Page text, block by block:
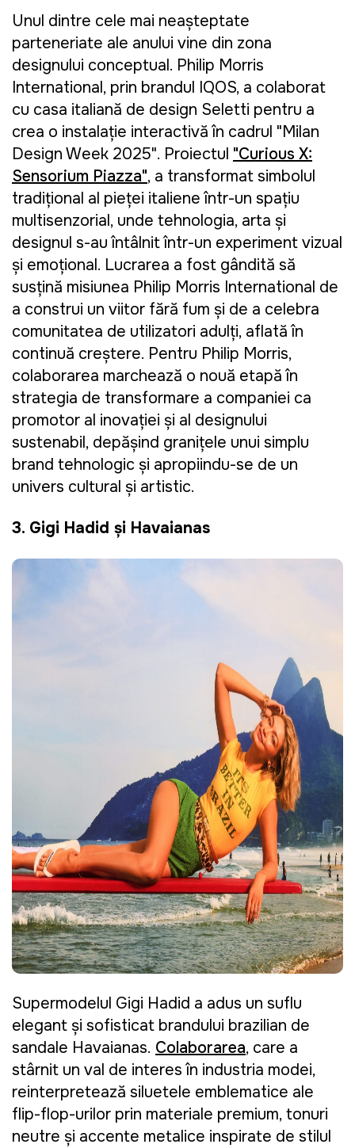
Unul dintre cele mai neașteptate
parteneriate ale anului vine din zona
designului conceptual. Philip Morris
International, prin brandul IQOS, a colaborat
cu casa italiană de design Seletti pentru a
crea o instalație interactivă în cadrul "Milan
Design Week 2025". Proiectul "Curious X:
Sensorium Piazza", a transformat simbolul
tradițional al pieței italiene într-un spațiu
multisenzorial, unde tehnologia, arta și
designul s-au întâlnit într-un experiment vizual
și emoțional. Lucrarea a fost gândită să
susțină misiunea Philip Morris International de
a construi un viitor fără fum și de a celebra
comunitatea de utilizatori adulți, aflată în
continuă creștere. Pentru Philip Morris,
colaborarea marchează o nouă etapă în
strategia de transformare a companiei ca
promotor al inovației și al designului
sustenabil, depășind granițele unui simplu
brand tehnologic și apropiindu-se de un
univers cultural și artistic.
3. Gigi Hadid și Havaianas
Supermodelul Gigi Hadid a adus un suflu
elegant și sofisticat brandului brazilian de
sandale Havaianas. Colaborarea, care a
stârnit un val de interes în industria modei,
reinterpretează siluetele emblematice ale
flip-flop-urilor prin materiale premium, tonuri
neutre și accente metalice inspirate de stilul